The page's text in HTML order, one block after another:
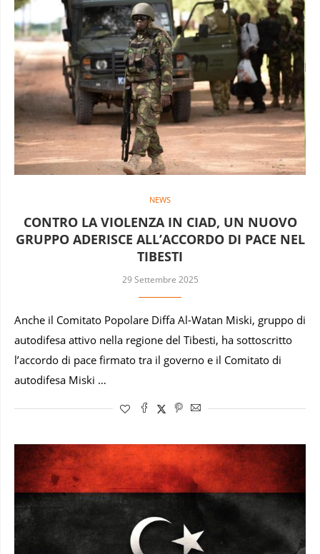
NEWS
CONTRO LA VIOLENZA IN CIAD, UN NUOVO
GRUPPO ADERISCE ALL’ACCORDO DI PACE NEL
TIBESTI
29 Settembre 2025
Anche il Comitato Popolare Diffa Al-Watan Miski, gruppo di
autodifesa attivo nella regione del Tibesti, ha sottoscritto
l’accordo di pace firmato tra il governo e il Comitato di
autodifesa Miski …